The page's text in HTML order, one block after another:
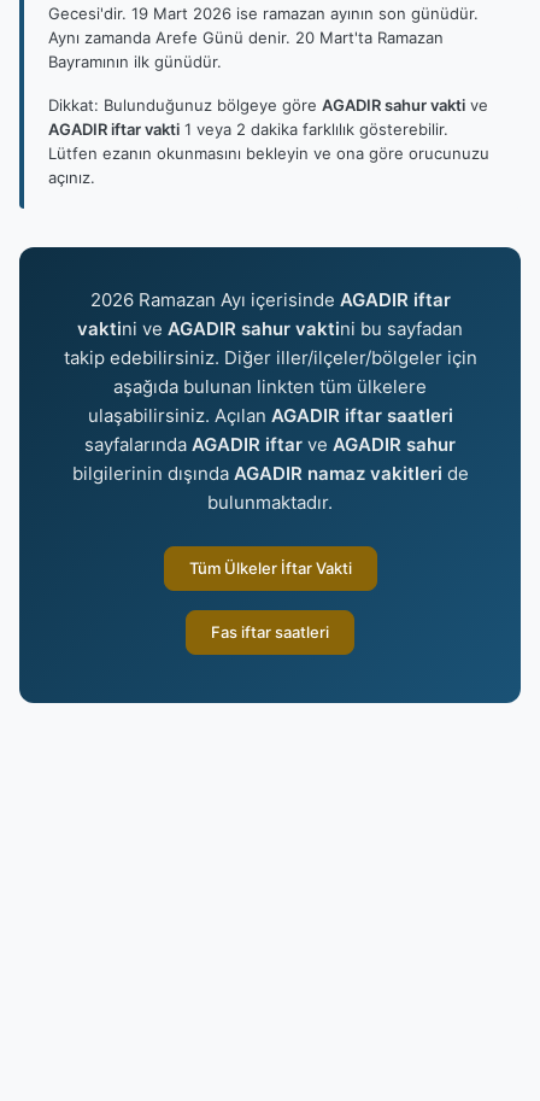
Gecesi'dir. 19 Mart 2026 ise ramazan ayının son günüdür.
Aynı zamanda Arefe Günü denir. 20 Mart'ta Ramazan
Bayramının ilk günüdür.
Dikkat: Bulunduğunuz bölgeye göre AGADIR sahur vakti ve
AGADIR iftar vakti 1 veya 2 dakika farklılık gösterebilir.
Lütfen ezanın okunmasını bekleyin ve ona göre orucunuzu
açınız.
2026 Ramazan Ayı içerisinde AGADIR iftar
vaktini ve AGADIR sahur vaktini bu sayfadan
takip edebilirsiniz. Diğer iller/ilçeler/bölgeler için
aşağıda bulunan linkten tüm ülkelere
ulaşabilirsiniz. Açılan AGADIR iftar saatleri
sayfalarında AGADIR iftar ve AGADIR sahur
bilgilerinin dışında AGADIR namaz vakitleri de
bulunmaktadır.
Tüm Ülkeler İftar Vakti
Fas iftar saatleri